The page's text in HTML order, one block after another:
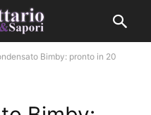
Bimby: pronto in 20